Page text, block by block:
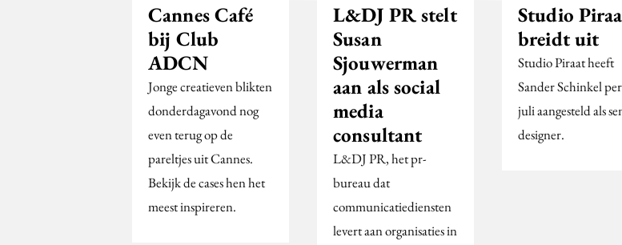
Cannes Café
bij Club
ADCN
Jonge creatieven blikten
donderdagavond nog
even terug op de
pareltjes uit Cannes.
Bekijk de cases hen het
meest inspireren.
L&DJ PR stelt
Susan
Sjouwerman
aan als social
media
consultant
L&DJ PR, het pr-
bureau dat
communicatiediensten
levert aan organisaties in
Studio
breidt uit
Studio Piraat heeft
Sander Schinkel
juli aangesteld als
designer.